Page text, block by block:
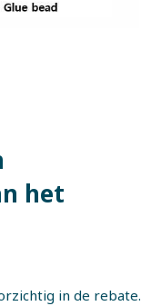
het
in de rebate.